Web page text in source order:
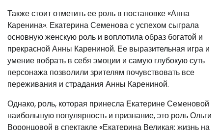
Также стоит отметить ее роль в постановке «Анна
Каренина». Екатерина Семенова с успехом сыграла
основную женскую роль и воплотила образ богатой и
прекрасной Анны Карениной. Ее выразительная игра и
умение вобрать в себя эмоции и самую глубокую суть
персонажа позволили зрителям почувствовать все
переживания и страдания Анны Карениной.
Однако, роль, которая принесла Екатерине Семеновой
наибольшую популярность и признание, это роль Ольги
Воронцовой в спектакле «Екатерина Великая: жизнь на